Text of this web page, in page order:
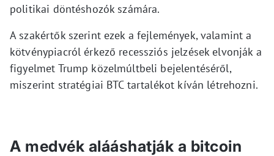
politikai döntéshozók számára.
A szakértők szerint ezek a fejlemények, valamint a
kötvénypiacról érkező recessziós jelzések elvonják a
figyelmet Trump közelmúltbeli bejelentéséről,
miszerint stratégiai BTC tartalékot kíván létrehozni.
A medvék alááshatják a bitcoin